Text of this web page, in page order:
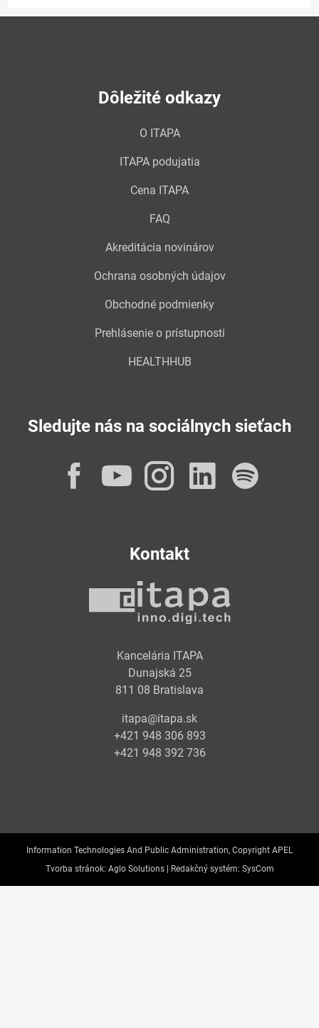
Dôležité odkazy
O ITAPA
ITAPA podujatia
Cena ITAPA
FAQ
Akreditácia novinárov
Ochrana osobných údajov
Obchodné podmienky
Prehlásenie o prístupnosti
HEALTHHUB
Sledujte nás na sociálnych sieťach
Facebook
YouTube
Instagram
Kontakt
Kancelária ITAPA
Dunajská 25
811 08 Bratislava
itapa@itapa.sk
+421 948 306 893
+421 948 392 736
Information Technologies And Public Administration, Copyright APEL
Tvorba stránok: Aglo Solutions | Redakčný systém: SysCom